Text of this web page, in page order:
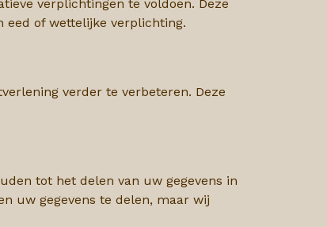
verplichtingen te voldoen. Deze
eed of wettelijke verplichting.
verder te verbeteren. Deze
tot het delen van uw gegevens in
uw gegevens te delen, maar wij